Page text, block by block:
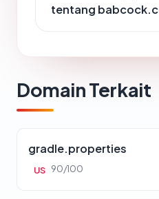
tentang
Domain Terkait
gradle.properties
US 90/100